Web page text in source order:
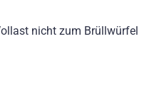
nicht zum Brüllwürfel